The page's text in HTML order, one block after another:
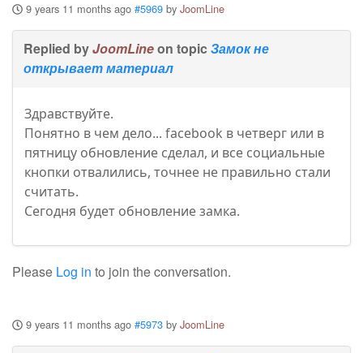
9 years 11 months ago #5969 by JoomLine
Replied byJoomLineon topic Замок не
открывает материал
Здравствуйте.
Понятно в чем дело... facebook в четверг или в
пятницу обновление сделал, и все социальные
кнопки отвалились, точнее не правильно стали
считать.
Сегодня будет обновление замка.
Please Log in to join the conversation.
9 years 11 months ago #5973 by JoomLine